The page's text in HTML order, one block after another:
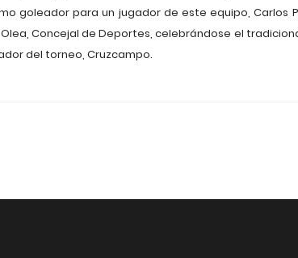
goleador para un jugador de este equipo, Carlos
Concejal de Deportes, celebrándose el
del torneo, Cruzcampo.